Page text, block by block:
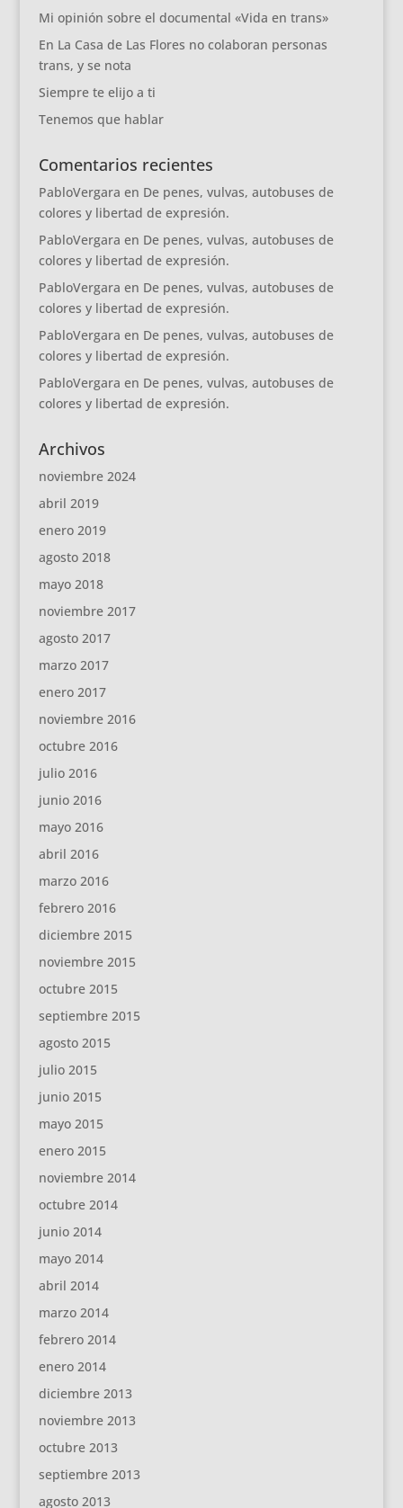
Mi opinión sobre el documental «Vida en trans»
En La Casa de Las Flores no colaboran personas
trans, y se nota
Siempre te elijo a ti
Tenemos que hablar
Comentarios recientes
PabloVergara en De penes, vulvas, autobuses de
colores y libertad de expresión.
PabloVergara en De penes, vulvas, autobuses de
colores y libertad de expresión.
PabloVergara en De penes, vulvas, autobuses de
colores y libertad de expresión.
PabloVergara en De penes, vulvas, autobuses de
colores y libertad de expresión.
PabloVergara en De penes, vulvas, autobuses de
colores y libertad de expresión.
Archivos
noviembre 2024
abril 2019
enero 2019
agosto 2018
mayo 2018
noviembre 2017
agosto 2017
marzo 2017
enero 2017
noviembre 2016
octubre 2016
julio 2016
junio 2016
mayo 2016
abril 2016
marzo 2016
febrero 2016
diciembre 2015
noviembre 2015
octubre 2015
septiembre 2015
agosto 2015
julio 2015
junio 2015
mayo 2015
enero 2015
noviembre 2014
octubre 2014
junio 2014
mayo 2014
abril 2014
marzo 2014
febrero 2014
enero 2014
diciembre 2013
noviembre 2013
octubre 2013
septiembre 2013
agosto 2013